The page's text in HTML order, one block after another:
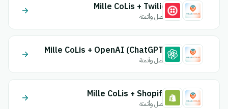
Mille CoLis + Twilio
اتصل وأتمتة
Mille CoLis + OpenAI (ChatGPT)
اتصل وأتمتة
Mille CoLis + Shopify
اتصل وأتمتة